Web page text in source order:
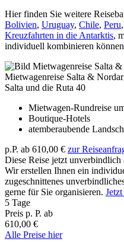
Hier finden Sie weitere
Bolivien, Uruguay, Chile, Peru,
Kreuzfahrten in die Antarktis,
individuell kombinieren
Mietwagenreise Salta &
Salta und die Ruta 40
Mietwagen-Rundreise
Boutique-Hotels
atemberaubende
p.P. ab 610,00 € zur
Diese Reise jetzt unverbindlich
Wir erstellen Ihnen ein
zugeschnittenes
gerne für Sie organisieren.
5 Tage
Preis p. P. ab
610,00 €
Alle Preise hier